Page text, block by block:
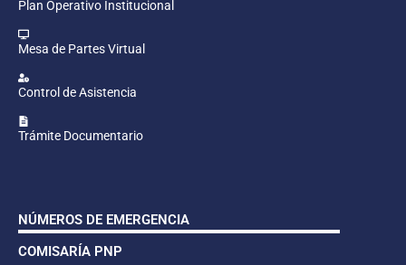
Plan Operativo Institucional
Mesa de Partes Virtual
Control de Asistencia
Trámite Documentario
NÚMEROS DE EMERGENCIA
COMISARÍA PNP